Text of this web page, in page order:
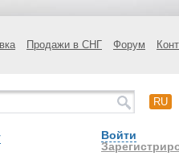
Продажи в СНГ Форум
RU
Войти